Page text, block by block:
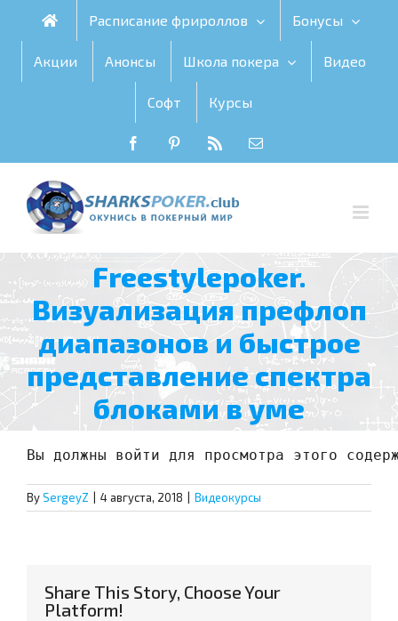
Расписание фрироллов Бонусы
Акции Анонсы Школа покера Видео
Софт Курсы
FacebookPinterest Email
Freestylepoker.
Визуализация префлоп
диапазонов и быстрое
представление спектра
блоками в уме
Вы должны войти для просмотра этого
BySergeyZ 4 августа, 2018 Видеокурсы
Share This Story, Choose Your
Platform!